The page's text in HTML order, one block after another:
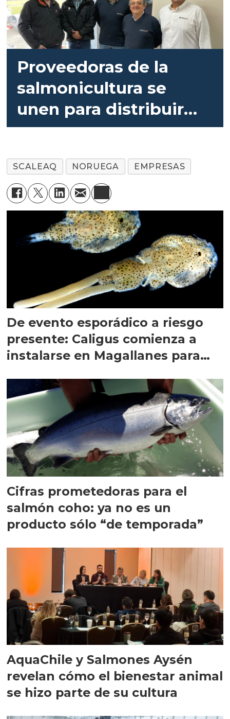
Proveedoras de la
salmonicultura se
unen para distribuir
inyectores de
SCALEAQ NORUEGA EMPRESAS
De evento esporádico a riesgo
presente: Caligus comienza a
instalarse en Magallanes para
Cifras prometedoras para el
salmón coho: ya no es un
producto sólo “de temporada”
AquaChile y Salmones Aysén
revelan cómo el bienestar animal
se hizo parte de su cultura